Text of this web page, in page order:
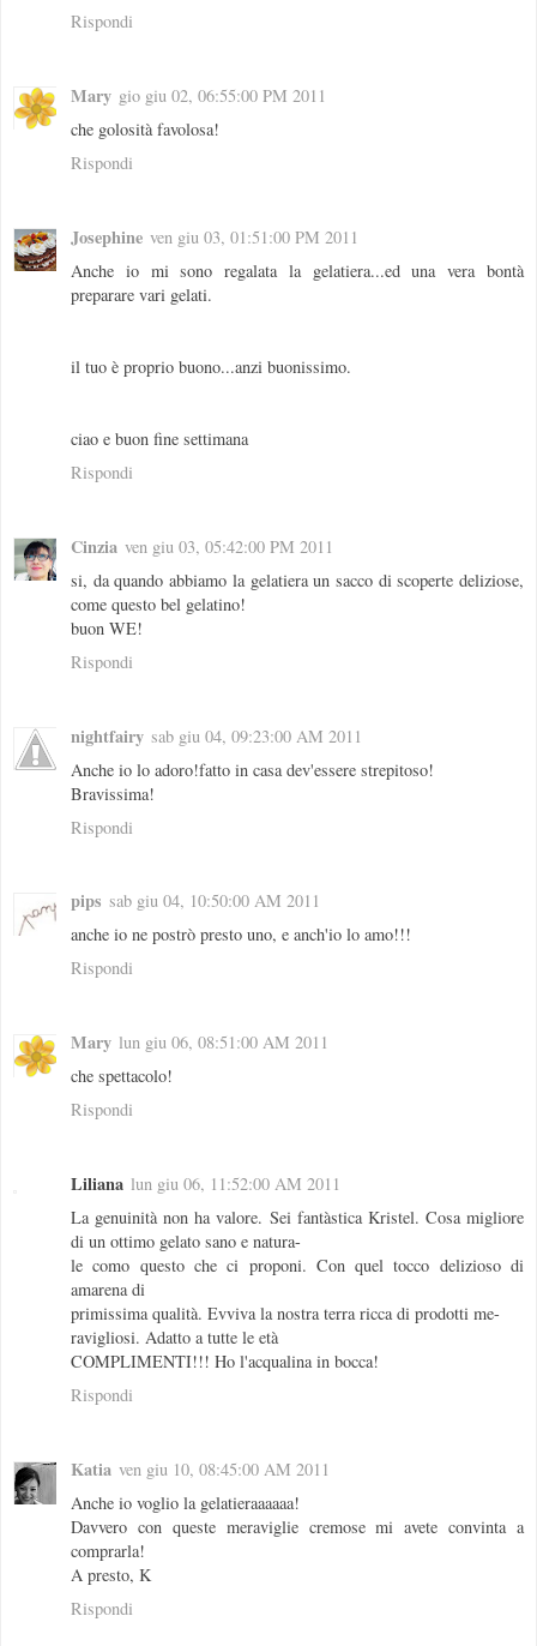
Rispondi
Mary gio giu 02, 06:55:00 PM 2011
che golosità favolosa!
Rispondi
Josephine ven giu 03, 01:51:00 PM 2011
Anche io mi sono regalata la gelatiera...ed una vera bontà
preparare vari gelati.
il tuo è proprio buono...anzi buonissimo.
ciao e buon fine settimana
Rispondi
Cinzia ven giu 03, 05:42:00 PM 2011
si, da quando abbiamo la gelatiera un sacco di scoperte deliziose,
come questo bel gelatino!
buon WE!
Rispondi
nightfairy sab giu 04, 09:23:00 AM 2011
Anche io lo adoro!fatto in casa dev'essere strepitoso!
Bravissima!
Rispondi
pips sab giu 04, 10:50:00 AM 2011
anche io ne postrò presto uno, e anch'io lo amo!!!
Rispondi
Mary lun giu 06, 08:51:00 AM 2011
che spettacolo!
Rispondi
Liliana lun giu 06, 11:52:00 AM 2011
La genuinità non ha valore. Sei fantàstica Kristel. Cosa migliore
di un ottimo gelato sano e natura-
le como questo che ci proponi. Con quel tocco delizioso di
amarena di
primissima qualità. Evviva la nostra terra ricca di prodotti me-
ravigliosi. Adatto a tutte le età
COMPLIMENTI!!! Ho l'acqualina in bocca!
Rispondi
Katia ven giu 10, 08:45:00 AM 2011
Anche io voglio la gelatieraaaaaa!
Davvero con queste meraviglie cremose mi avete convinta a
comprarla!
A presto, K
Rispondi